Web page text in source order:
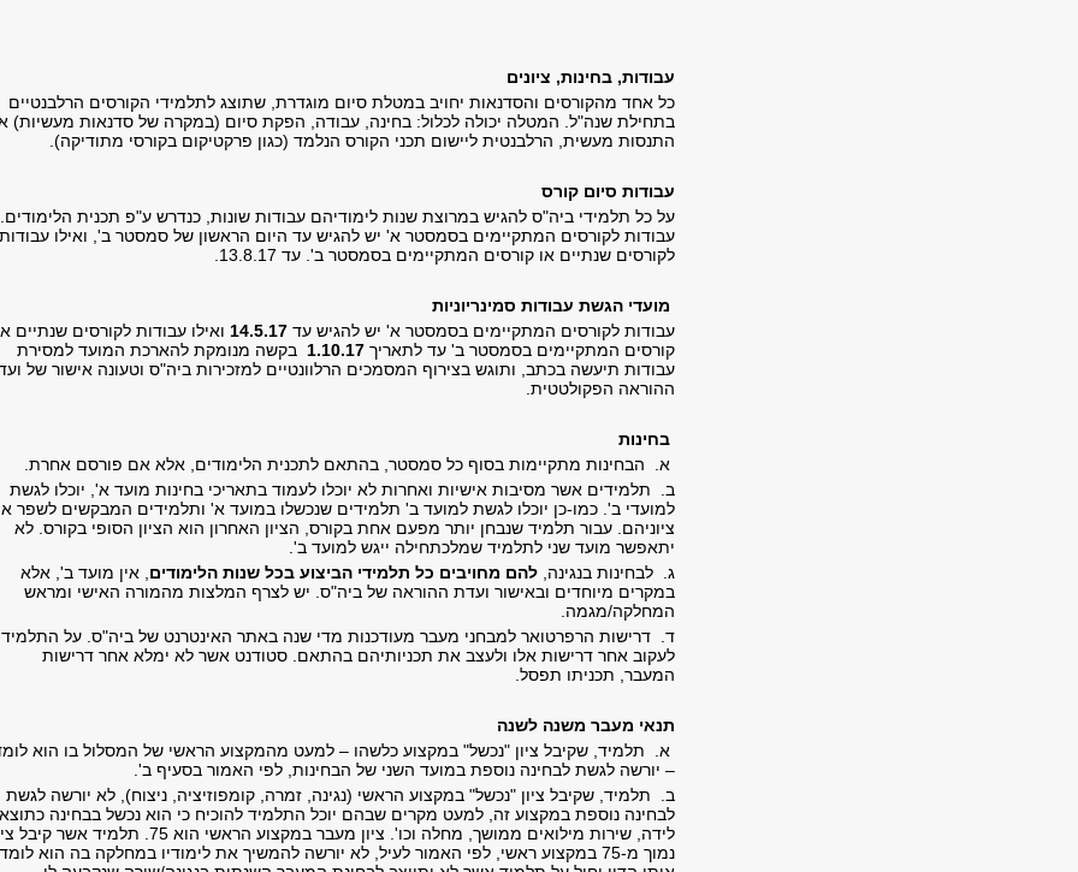
עבודות, בחינות, ציונים
כל אחד מהקורסים והסדנאות יחויב במטלת סיום מוגדרת, שתוצג לתלמידי הקורסים הרלבנטיים
בתחילת שנה"ל. המטלה יכולה לכלול: בחינה, עבודה, הפקת סיום (במקרה של סדנאות מעשיות)
התנסות מעשית, הרלבנטית ליישום תכני הקורס הנלמד (כגון פרקטיקום בקורסי מתודיקה).
עבודות סיום קורס
על כל תלמידי ביה"ס להגיש במרוצת שנות לימודיהם עבודות שונות, כנדרש ע"פ תכנית הלימודים.
עבודות לקורסים המתקיימים בסמסטר א' יש להגיש עד היום הראשון של סמסטר ב', ואילו עבודות
לקורסים שנתיים או קורסים המתקיימים בסמסטר ב'. עד 13.8.17.
מועדי הגשת עבודות סמינריוניות
עבודות לקורסים המתקיימים בסמסטר א' יש להגיש עד 14.5.17 ואילו עבודות לקורסים שנתיים
קורסים המתקיימים בסמסטר ב' עד לתאריך 1.10.17 בקשה מנומקת להארכת המועד למסירת
עבודות תיעשה בכתב, ותוגש בצירוף המסמכים הרלוונטיים למזכירות ביה"ס וטעונה אישור של
ההוראה הפקולטטית.
בחינות
א. הבחינות מתקיימות בסוף כל סמסטר, בהתאם לתכנית הלימודים, אלא אם פורסם אחרת.
ב. תלמידים אשר מסיבות אישיות ואחרות לא יוכלו לעמוד בתאריכי בחינות מועד א', יוכלו לגשת
למועדי ב'. כמו-כן יוכלו לגשת למועד ב' תלמידים שנכשלו במועד א' ותלמידים המבקשים לשפר
ציוניהם. עבור תלמיד שנבחן יותר מפעם אחת בקורס, הציון האחרון הוא הציון הסופי בקורס. לא
יתאפשר מועד שני לתלמיד שמלכתחילה ייגש למועד ב'.
ג. לבחינות בנגינה, להם מחויבים כל תלמידי הביצוע בכל שנות הלימודים , אין מועד ב', אלא
במקרים מיוחדים ובאישור ועדת ההוראה של ביה"ס. יש לצרף המלצות מהמורה האישי ומראש
המחלקה/מגמה.
ד. דרישות הרפרטואר למבחני מעבר מעודכנות מדי שנה באתר האינטרנט של ביה"ס. על
לעקוב אחר דרישות אלו ולעצב את תכניותיהם בהתאם. סטודנט אשר לא ימלא אחר דרישות
המעבר, תכניתו תפסל.
תנאי מעבר משנה לשנה
א. תלמיד, שקיבל ציון "נכשל" במקצוע כלשהו – למעט מהמקצוע הראשי של המסלול בו הוא
– יורשה לגשת לבחינה נוספת במועד השני של הבחינות, לפי האמור בסעיף ב'.
ב. תלמיד, שקיבל ציון "נכשל" במקצוע הראשי (נגינה, זמרה, קומפוזיציה, ניצוח), לא יורשה לגשת
לבחינה נוספת במקצוע זה, למעט מקרים שבהם יוכל התלמיד להוכיח כי הוא נכשל בבחינה
לידה, שירות מילואים ממושך, מחלה וכו'. ציון מעבר במקצוע הראשי הוא 75. תלמיד אשר
נמוך מ-75 במקצוע ראשי, לפי האמור לעיל, לא יורשה להמשיך את לימודיו במחלקה בה הוא